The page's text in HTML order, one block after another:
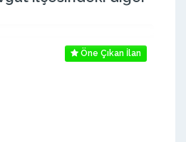
Öne Çıkan İlan